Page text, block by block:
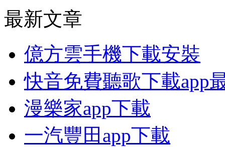
最新文章
億方雲手機下載安裝
快音免費聽歌下載app
漫樂家app下載
一汽豐田app下載